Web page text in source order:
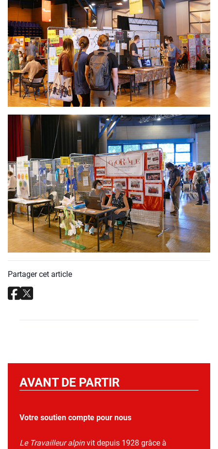
Partager cet article
AVANT DE PARTIR
Votre soutien compte pour nous
Le Travailleur alpinvit depuis 1928 grâce à